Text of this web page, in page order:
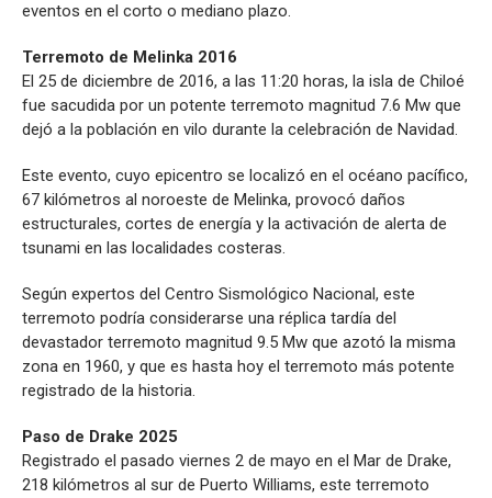
eventos en el corto o mediano plazo.
Terremoto de Melinka 2016
El 25 de diciembre de 2016, a las 11:20 horas, la isla de Chiloé
fue sacudida por un potente terremoto magnitud 7.6 Mw que
dejó a la población en vilo durante la celebración de Navidad.
Este evento, cuyo epicentro se localizó en el océano pacífico,
67 kilómetros al noroeste de Melinka, provocó daños
estructurales, cortes de energía y la activación de alerta de
tsunami en las localidades costeras.
Según expertos del Centro Sismológico Nacional, este
terremoto podría considerarse una réplica tardía del
devastador terremoto magnitud 9.5 Mw que azotó la misma
zona en 1960, y que es hasta hoy el terremoto más potente
registrado de la historia.
Paso de Drake 2025
Registrado el pasado viernes 2 de mayo en el Mar de Drake,
218 kilómetros al sur de Puerto Williams, este terremoto